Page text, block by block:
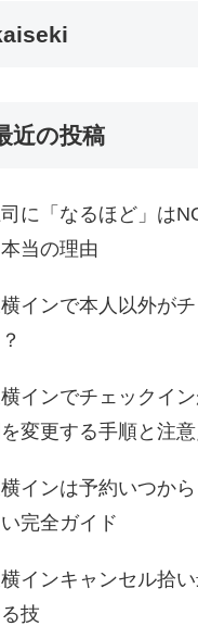
近の投稿
に「なるほど」は
当の理由
インで本人以外が
インでチェックイ
変更する手順と注意
インは予約いつか
完全ガイド
インキャンセル拾
技